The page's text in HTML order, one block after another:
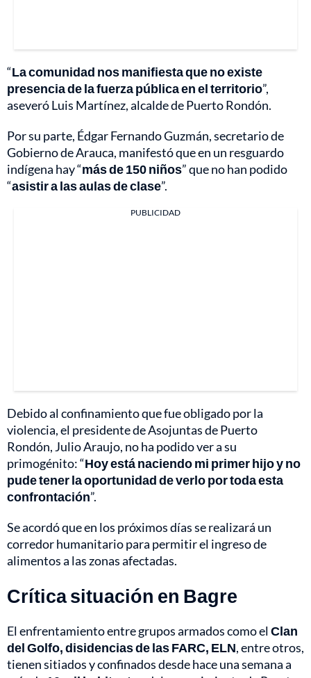
“La comunidad nos manifiesta que no existe
presencia de la fuerza pública en el territorio”,
aseveró Luis Martínez, alcalde de Puerto Rondón.
Por su parte, Édgar Fernando Guzmán, secretario de
Gobierno de Arauca, manifestó que en un resguardo
indígena hay “más de 150 niños” que no han podido
“asistir a las aulas de clase”.
PUBLICIDAD
Debido al confinamiento que fue obligado por la
violencia, el presidente de Asojuntas de Puerto
Rondón, Julio Araujo, no ha podido ver a su
primogénito: “Hoy está naciendo mi primer hijo y no
pude tener la oportunidad de verlo por toda esta
confrontación”.
Se acordó que en los próximos días se realizará un
corredor humanitario para permitir el ingreso de
alimentos a las zonas afectadas.
Crítica situación en Bagre
El enfrentamiento entre grupos armados como elClan
del Golfo, disidencias de las FARC, ELN, entre otros,
tienen sitiados y confinados desde hace una semana a